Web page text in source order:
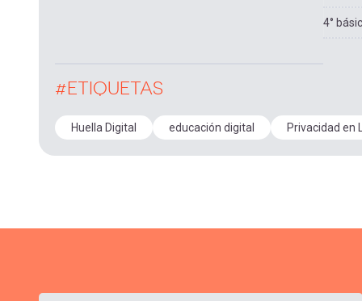
4°
#ETIQUETAS
Huella Digital educación digital Privacidad en